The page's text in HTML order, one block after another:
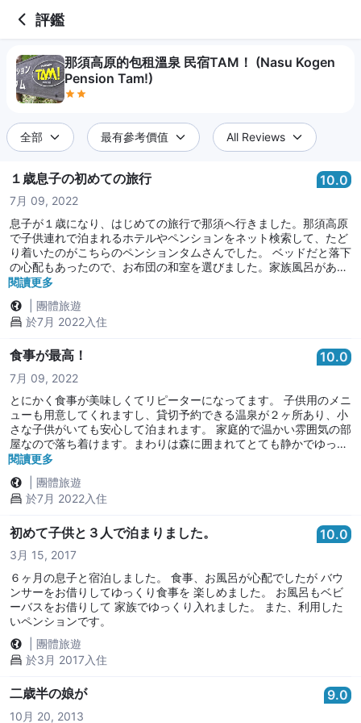
評鑑
那須高原的包租溫泉 民宿TAM！ (Nasu Kogen
Pension Tam!)
全部 最有參考價值 All Reviews
１歳息子の初めての旅行 10.0
7月 09, 2022
息子が１歳になり、はじめての旅行で那須へ行きました。那須高原
で子供連れで泊まれるホテルやペンションをネット検索して、たど
り着いたのがこちらのペンションタムさんでした。 ベッドだと落下
の心配もあったので、お布団の和室を選びました。家族風呂がある
というのも魅力的でした。 お食事がとても美味しく、息子の食事も
ワンプレートでかわいく盛り付けされて出てきました。 夕食はフレ
ンチのコースで、朝食はパンというメニューでした。息子も美味し
くいただきました。 諸々配慮いただきましてありがとうございまし
お世話になりました。
閱讀更多
團體旅遊
於7月 2022入住
食事が最高！ 10.0
7月 09, 2022
とにかく食事が美味しくてリピーターになってます。 子供用のメニ
ューも用意してくれますし、貸切予約できる温泉が２ヶ所あり、小
さな子供がいても安心して泊まれます。 家庭的で温かい雰囲気の部
屋なので落ち着けます。まわりは森に囲まれてとても静かでゆっく
り眠れます。
閱讀更多
團體旅遊
於7月 2022入住
初めて子供と３人で泊まりました。 10.0
3月 15, 2017
６ヶ月の息子と宿泊しました。 食事、お風呂が心配でしたが バウ
ンサーをお借りしてゆっくり食事を 楽しめました。 お風呂もベビ
ーバスをお借りして 家族でゆっくり入れました。 また、利用した
いペンションです。
團體旅遊
於3月 2017入住
二歳半の娘が 9.0
10月 20, 2013